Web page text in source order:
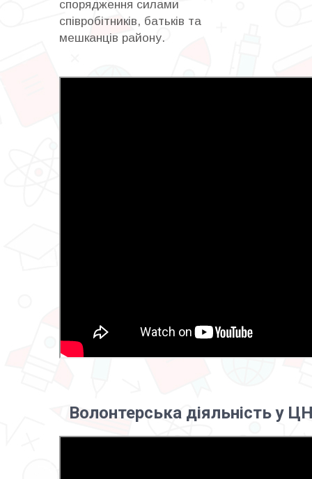
спорядження силами
співробітників, батьків та
мешканців району.
Волонтерська діяльність у